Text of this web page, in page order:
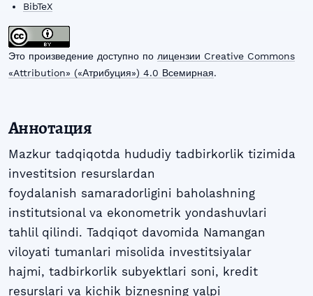
BibTeX
Это произведение доступно по лицензии Creative Commons
«Attribution» («Атрибуция») 4.0 Всемирная.
Аннотация
Mazkur tadqiqotda hududiy tadbirkorlik tizimida
investitsion resurslardan
foydalanish samaradorligini baholashning
institutsional va ekonometrik yondashuvlari
tahlil qilindi. Tadqiqot davomida Namangan
viloyati tumanlari misolida investitsiyalar
hajmi, tadbirkorlik subyektlari soni, kredit
resurslari va kichik biznesning yalpi